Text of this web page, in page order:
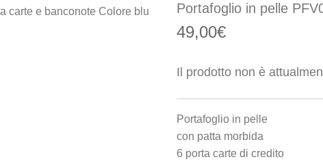
Portafoglio in pelle
49,00€
Il prodotto non è
Portafoglio in pelle
con patta morbida
6 porta carte di credito